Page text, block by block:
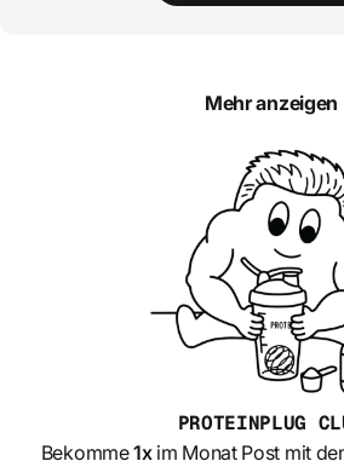
Mehr anzeigen
PROTEINPLUG
Bekomme1xim Monat Post mit